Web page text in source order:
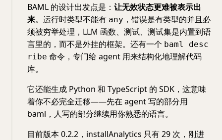
BAML 的设计出发点是： 让无效状态更难被表示出
来。运行时类型不能有 any ，错误是有类型的并且必
须被穷举处理，LLM 函数、测试、测试集是内置到语
言里的，而不是外挂的框架。还有一个 baml desc
ribe 命令，专门给 agent 用来结构化地理解代码
库。
它还能生成 Python 和 TypeScript 的 SDK，这意味
着你不必完全迁移——先在 agent 写的部分用
baml，人写的部分继续用你熟悉的语言。
目前版本 0.2.2，installAnalytics 只有 29 次，刚进